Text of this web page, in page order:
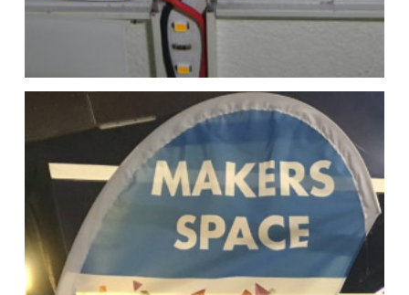
Éclairer une maison en LED,
version DIY